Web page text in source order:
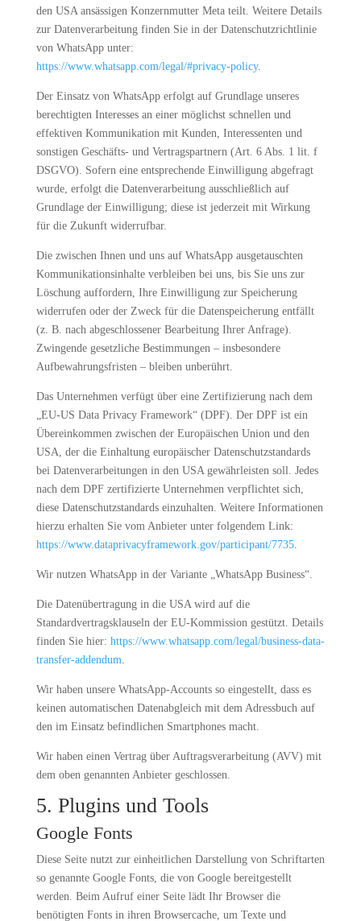
den USA ansässigen Konzernmutter Meta teilt. Weitere Details
zur Datenverarbeitung finden Sie in der Datenschutzrichtlinie
von WhatsApp unter:
https://www.whatsapp.com/legal/#privacy-policy.
Der Einsatz von WhatsApp erfolgt auf Grundlage unseres
berechtigten Interesses an einer möglichst schnellen und
effektiven Kommunikation mit Kunden, Interessenten und
sonstigen Geschäfts- und Vertragspartnern (Art. 6 Abs. 1 lit. f
DSGVO). Sofern eine entsprechende Einwilligung abgefragt
wurde, erfolgt die Datenverarbeitung ausschließlich auf
Grundlage der Einwilligung; diese ist jederzeit mit Wirkung
für die Zukunft widerrufbar.
Die zwischen Ihnen und uns auf WhatsApp ausgetauschten
Kommunikationsinhalte verbleiben bei uns, bis Sie uns zur
Löschung auffordern, Ihre Einwilligung zur Speicherung
widerrufen oder der Zweck für die Datenspeicherung entfällt
(z. B. nach abgeschlossener Bearbeitung Ihrer Anfrage).
Zwingende gesetzliche Bestimmungen – insbesondere
Aufbewahrungsfristen – bleiben unberührt.
Das Unternehmen verfügt über eine Zertifizierung nach dem
„EU-US Data Privacy Framework“ (DPF). Der DPF ist ein
Übereinkommen zwischen der Europäischen Union und den
USA, der die Einhaltung europäischer Datenschutzstandards
bei Datenverarbeitungen in den USA gewährleisten soll. Jedes
nach dem DPF zertifizierte Unternehmen verpflichtet sich,
diese Datenschutzstandards einzuhalten. Weitere Informationen
hierzu erhalten Sie vom Anbieter unter folgendem Link:
https://www.dataprivacyframework.gov/participant/7735.
Wir nutzen WhatsApp in der Variante „WhatsApp Business“.
Die Datenübertragung in die USA wird auf die
Standardvertragsklauseln der EU-Kommission gestützt. Details
finden Sie hier: https://www.whatsapp.com/legal/business-data-
transfer-addendum.
Wir haben unsere WhatsApp-Accounts so eingestellt, dass es
keinen automatischen Datenabgleich mit dem Adressbuch auf
den im Einsatz befindlichen Smartphones macht.
Wir haben einen Vertrag über Auftragsverarbeitung (AVV) mit
dem oben genannten Anbieter geschlossen.
5. Plugins und Tools
Google Fonts
Diese Seite nutzt zur einheitlichen Darstellung von Schriftarten
so genannte Google Fonts, die von Google bereitgestellt
werden. Beim Aufruf einer Seite lädt Ihr Browser die
benötigten Fonts in ihren Browsercache, um Texte und